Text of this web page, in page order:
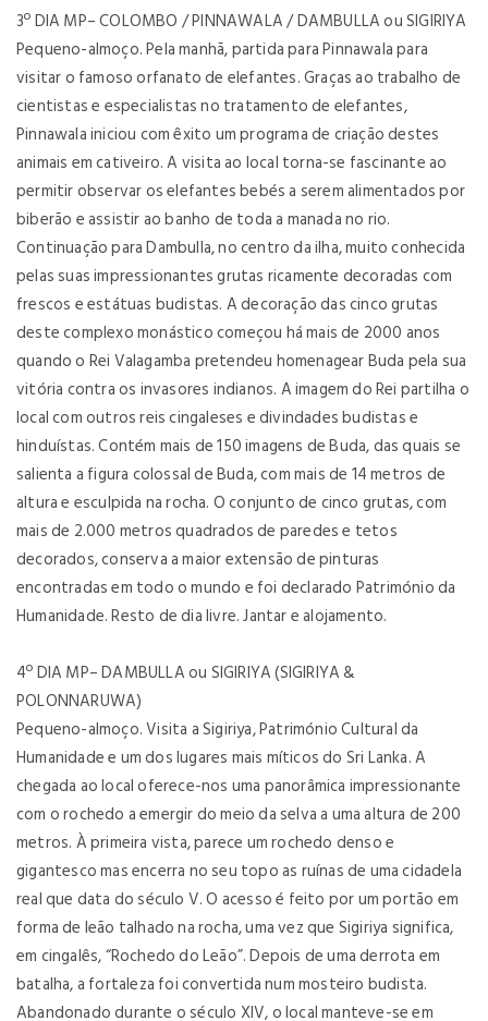
3º DIA MP– COLOMBO / PINNAWALA / DAMBULLA ou SIGIRIYA
Pequeno-almoço. Pela manhã, partida para Pinnawala para
visitar o famoso orfanato de elefantes. Graças ao trabalho de
cientistas e especialistas no tratamento de elefantes,
Pinnawala iniciou com êxito um programa de criação destes
animais em cativeiro. A visita ao local torna-se fascinante ao
permitir observar os elefantes bebés a serem alimentados por
biberão e assistir ao banho de toda a manada no rio.
Continuação para Dambulla, no centro da ilha, muito conhecida
pelas suas impressionantes grutas ricamente decoradas com
frescos e estátuas budistas. A decoração das cinco grutas
deste complexo monástico começou há mais de 2000 anos
quando o Rei Valagamba pretendeu homenagear Buda pela sua
vitória contra os invasores indianos. A imagem do Rei partilha o
local com outros reis cingaleses e divindades budistas e
hinduístas. Contém mais de 150 imagens de Buda, das quais se
salienta a figura colossal de Buda, com mais de 14 metros de
altura e esculpida na rocha. O conjunto de cinco grutas, com
mais de 2.000 metros quadrados de paredes e tetos
decorados, conserva a maior extensão de pinturas
encontradas em todo o mundo e foi declarado Património da
Humanidade. Resto de dia livre. Jantar e alojamento.
4º DIA MP– DAMBULLA ou SIGIRIYA (SIGIRIYA &
POLONNARUWA)
Pequeno-almoço. Visita a Sigiriya, Património Cultural da
Humanidade e um dos lugares mais míticos do Sri Lanka. A
chegada ao local oferece-nos uma panorâmica impressionante
com o rochedo a emergir do meio da selva a uma altura de 200
metros. À primeira vista, parece um rochedo denso e
gigantesco mas encerra no seu topo as ruínas de uma cidadela
real que data do século V. O acesso é feito por um portão em
forma de leão talhado na rocha, uma vez que Sigiriya significa,
em cingalês, “Rochedo do Leão”. Depois de uma derrota em
batalha, a fortaleza foi convertida num mosteiro budista.
Abandonado durante o século XIV, o local manteve-se em